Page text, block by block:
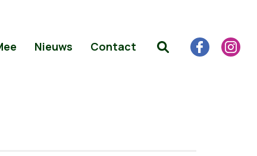
Nieuws Contact